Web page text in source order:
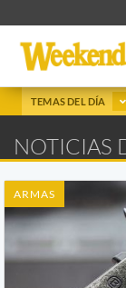
TEMAS DEL DÍA
NOTICIAS
ARMAS